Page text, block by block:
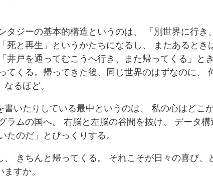
タジーの基本的構造というのは、 「別世界に行き
死と再生」というかたちになるし、 またあるとき
井戸を通ってむこうへ行き、また帰ってくる」と
てくる。帰ってきた後、同じ世界のはずなのに、
るほど。
書いたりしている最中というのは、 私の心はどこ
ラムの国へ。 右脳と左脳の谷間を抜け、 データ
たのだ」とびっくりする。
、 きちんと帰ってくる。 それこそが日々の喜び
すか。